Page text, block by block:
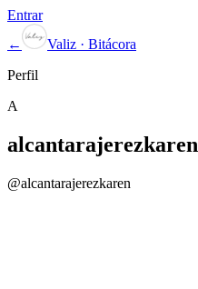
Entrar
←
Valiz · Bitácora
Perfil
A
alcantarajerezkaren
@alcantarajerezkaren